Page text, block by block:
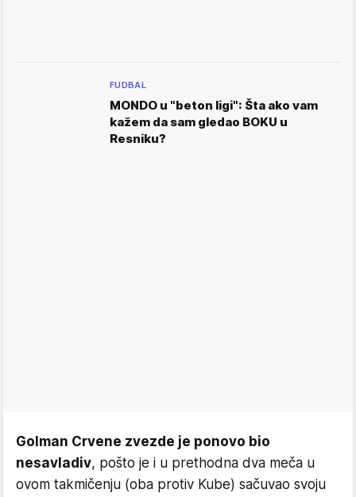
FUDBAL
MONDO u "beton ligi": Šta ako vam
kažem da sam gledao BOKU u
Resniku?
Golman Crvene zvezde je ponovo bio
nesavladiv, pošto je i u prethodna dva meča u
ovom takmičenju (oba protiv Kube) sačuvao svoju